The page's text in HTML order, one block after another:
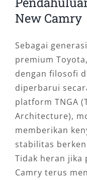
New Camry
Sebagai
premium
dengan filosofi
diperbarui
platform TNGA
Architecture),
memberikan
stabilitas
Tidak heran
Camry terus